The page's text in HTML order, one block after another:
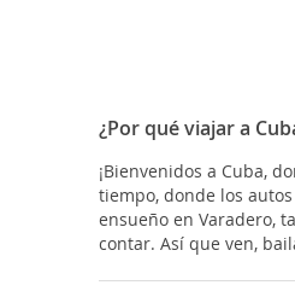
¿Por qué viajar a
¡Bienvenidos a Cuba,
tiempo, donde los
ensueño en Varadero,
contar. Así que ven,